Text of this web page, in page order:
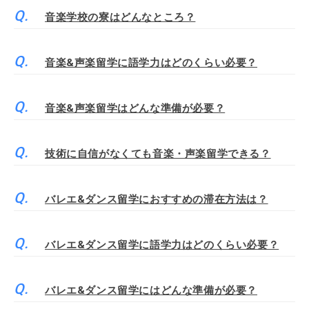
音楽学校の寮はどんなところ？
音楽&声楽留学に語学力はどのくらい必要？
音楽&声楽留学はどんな準備が必要？
技術に自信がなくても音楽・声楽留学できる？
バレエ&ダンス留学におすすめの滞在方法は？
バレエ&ダンス留学に語学力はどのくらい必要？
バレエ&ダンス留学にはどんな準備が必要？